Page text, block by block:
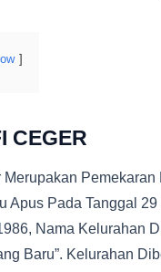
CEGER
Pemekaran
Apus Pada Tanggal
Nama Kelurahan
Baru”. Kelurahan